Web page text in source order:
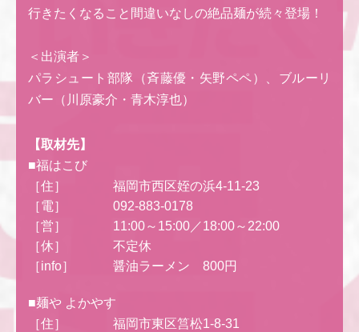
行きたくなること間違いなしの絶品麺が続々登場！
＜出演者＞
パラシュート部隊（斉藤優・矢野ペペ）、ブルーリ
バー（川原豪介・青木淳也）
【取材先】
■福はこび
［住］
福岡市西区姪の浜4-11-23
［電］
092-883-0178
［営］
11:00～15:00／18:00～22:00
［休］
不定休
［info］
醤油ラーメン 800円
■麺や よかやす
［住］
福岡市東区筥松1-8-31